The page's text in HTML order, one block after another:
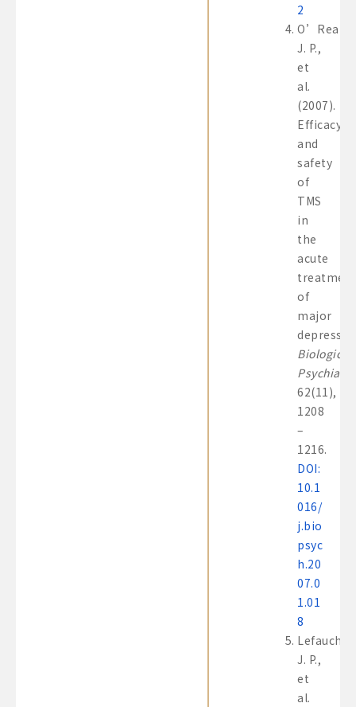
2
J. P.,
et
al.
(2007).
Efficacy
and
safety
of
TMS
in
the
acute
of
major
Biological
Psychiatry
62(11),
1208
–
1216.
DOI:
10.1
016/
j.bio
psyc
h.20
07.0
1.01
8
J. P.,
et
al.